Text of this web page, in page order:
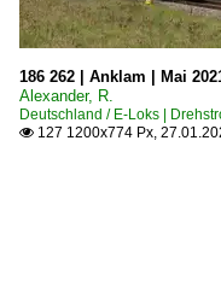
186 262 | Anklam | Mai
Alexander, R.
Deutschland / E-Loks |
 127 1200x774 Px,